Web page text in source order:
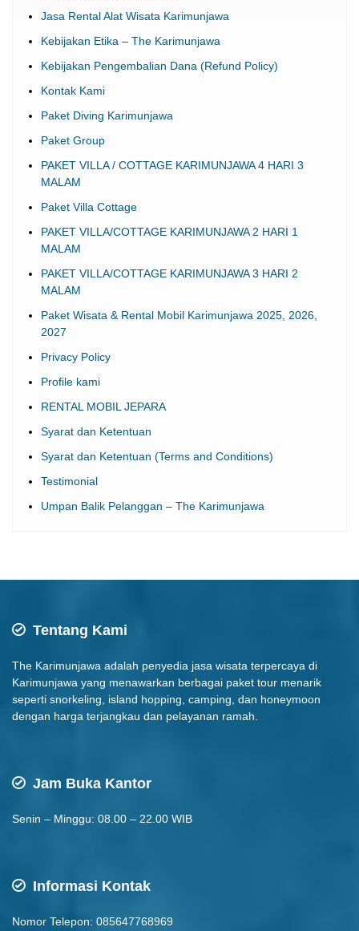
Jasa Rental Alat Wisata Karimunjawa
Kebijakan Etika – The Karimunjawa
Kebijakan Pengembalian Dana (Refund Policy)
Kontak Kami
Paket Diving Karimunjawa
Paket Group
PAKET VILLA / COTTAGE KARIMUNJAWA 4 HARI 3
MALAM
Paket Villa Cottage
PAKET VILLA/COTTAGE KARIMUNJAWA 2 HARI 1
MALAM
PAKET VILLA/COTTAGE KARIMUNJAWA 3 HARI 2
MALAM
Paket Wisata & Rental Mobil Karimunjawa 2025, 2026,
2027
Privacy Policy
Profile kami
RENTAL MOBIL JEPARA
Syarat dan Ketentuan
Syarat dan Ketentuan (Terms and Conditions)
Testimonial
Umpan Balik Pelanggan – The Karimunjawa
Tentang Kami
The Karimunjawa adalah penyedia jasa wisata terpercaya di
Karimunjawa yang menawarkan berbagai paket tour menarik
seperti snorkeling, island hopping, camping, dan honeymoon
dengan harga terjangkau dan pelayanan ramah.
Jam Buka Kantor
Senin – Minggu: 08.00 – 22.00 WIB
Informasi Kontak
Nomor Telepon: 085647768969